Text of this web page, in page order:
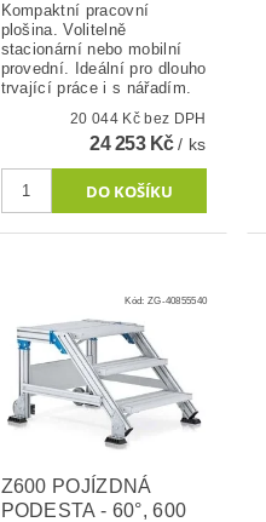
Kompaktní pracovní
plošina. Volitelně
stacionární nebo mobilní
provední. Ideální pro dlouho
trvající práce i s nářadím.
20 044 Kč bez DPH
24 253 Kč/ ks
Kód: ZG-40855540
Z600 POJÍZDNÁ
PODESTA - 60°, 600